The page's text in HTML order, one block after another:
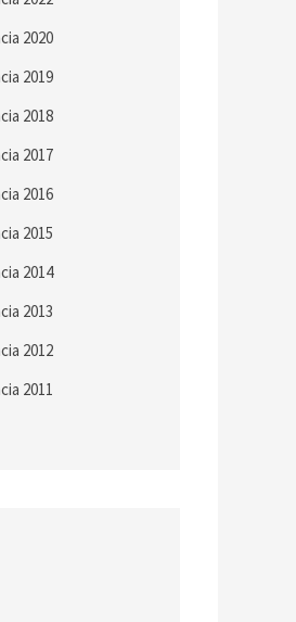
2020
2019
2018
2017
2016
2015
2014
2013
2012
2011